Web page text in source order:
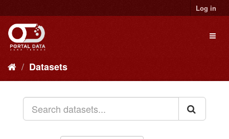
to
content
Log in
Datasets